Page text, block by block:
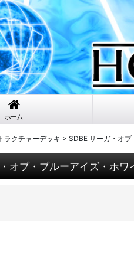
ホーム
ラクチャーデッキ > SDBE サーガ・オ
オブ・ブルーアイズ・ホワ